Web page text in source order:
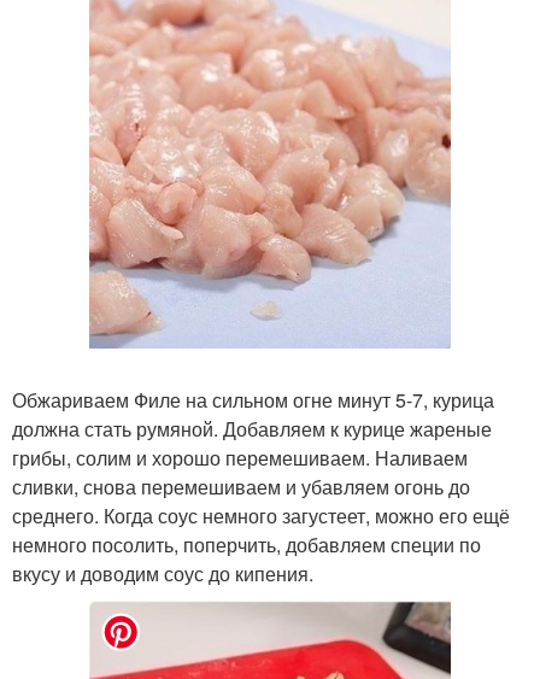
Обжариваем Филе на сильном огне минут 5-7, курица
должна стать румяной. Добавляем к курице жареные
грибы, солим и хорошо перемешиваем. Наливаем
сливки, снова перемешиваем и убавляем огонь до
среднего. Когда соус немного загустеет, можно его ещё
немного посолить, поперчить, добавляем специи по
вкусу и доводим соус до кипения.